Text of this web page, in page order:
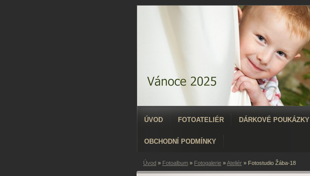
ÚVOD FOTOATELIÉR DÁRKOVÉ POUKÁZKY
OBCHODNÍ PODMÍNKY
Úvod » Fotoalbum » Fotogalerie »Ateliér » Fotostudio Žába-18